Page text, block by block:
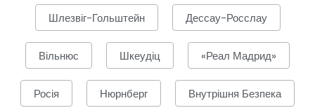
Шлезвіг-Гольштейн Дессау-Росслау
Вільнюс Шкеудіц «Реал Мадрид»
Росія Нюрнберг Внутрішня Безпека